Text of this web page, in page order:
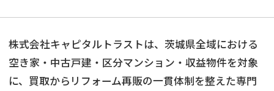
株式会社キャピタルトラストは、茨城県全域における
空き家・中古戸建・区分マンション・収益物件を対象
に、買取からリフォーム再販の一貫体制を整えた専門